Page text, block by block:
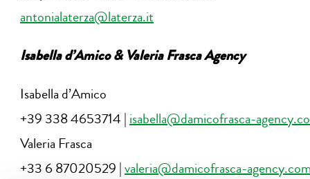
antonialaterza@laterza.it
Isabella d’Amico & Valeria Frasca Agency
Isabella d’Amico
+39 338 4653714 | isabella@damicofrasca-
Valeria Frasca
+33 6 87020529 |valeria@damicofrasca-